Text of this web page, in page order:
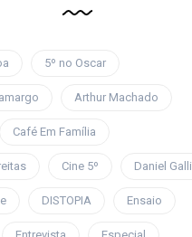
5º no Oscar
Arthur Machado
Café Em Família
Cine 5º Daniel Galli
DISTOPIA Ensaio